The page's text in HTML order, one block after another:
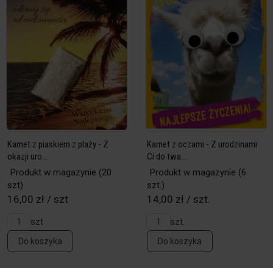
Karnet z piaskiem z plaży - Z
okazji uro...
Produkt w magazynie (20
szt)
16,00 zł / szt
szt
Do koszyka
Karnet z oczami - Z urodzinami
Ci do twa...
Produkt w magazynie (6
szt.)
14,00 zł / szt.
szt.
Do koszyka